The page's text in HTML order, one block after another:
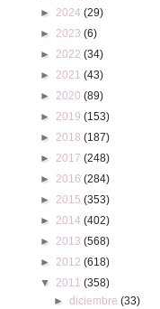
►2024(29)
►2023(6)
►2022(34)
►2021(43)
►2020(89)
►2019(153)
►2018(187)
►2017(248)
►2016(284)
►2015(353)
►2014(402)
►2013(568)
►2012(618)
▼2011(358)
► diciembre (33)